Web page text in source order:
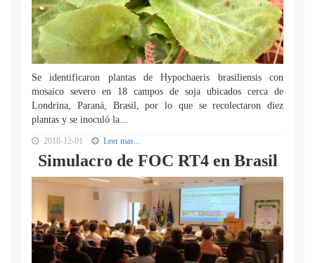
Se identificaron plantas de Hypochaeris brasiliensis con
mosaico severo en 18 campos de soja ubicados cerca de
Londrina, Paraná, Brasil, por lo que se recolectaron diez
plantas y se inoculó la...
2018-12-01 Leer mas...
Simulacro de FOC RT4 en Brasil